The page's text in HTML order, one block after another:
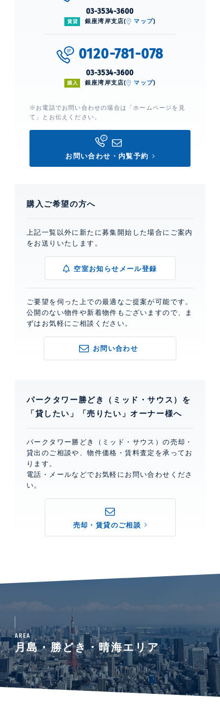
03-3534-3600
賃貸 銀座湾岸支店( マップ)
0120-781-078
03-3534-3600
購入 銀座湾岸支店( マップ)
※お電話でお問い合わせの場合は「ホームページを見
て」とお伝えください。
お問い合わせ・内覧予約
購入ご希望の方へ
上記一覧以外に新たに募集開始した場合にご案内
をお送りいたします。
空室お知らせメール登録
ご要望を伺った上での最適なご提案が可能です。
公開のない物件や新着物件もございますので、ま
ずはお気軽にご相談ください。
お問い合わせ
パークタワー勝どき（ミッド・サウス）を
「貸したい」「売りたい」オーナー様へ
パークタワー勝どき（ミッド・サウス）の売却・
貸出のご相談や、物件価格・賃料査定を承ってお
ります。
電話・メールなどでお気軽にお問い合わせくださ
い。
売却・賃貸のご相談
AREA
月島・勝どき・晴海エリア